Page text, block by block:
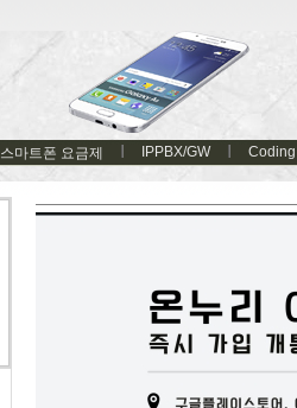
스마트폰 요금제 IPPBX/GW Coding